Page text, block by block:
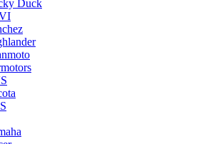
Duck